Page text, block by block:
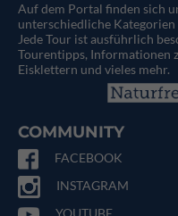
Auf dem Portal finden sich
unterschiedliche Kategorien
Jede Tour ist ausführlich
Tourentipps, Informationen
Eisklettern und vieles mehr.
COMMUNITY
FACEBOOK
INSTAGRAM
YOUTUBE